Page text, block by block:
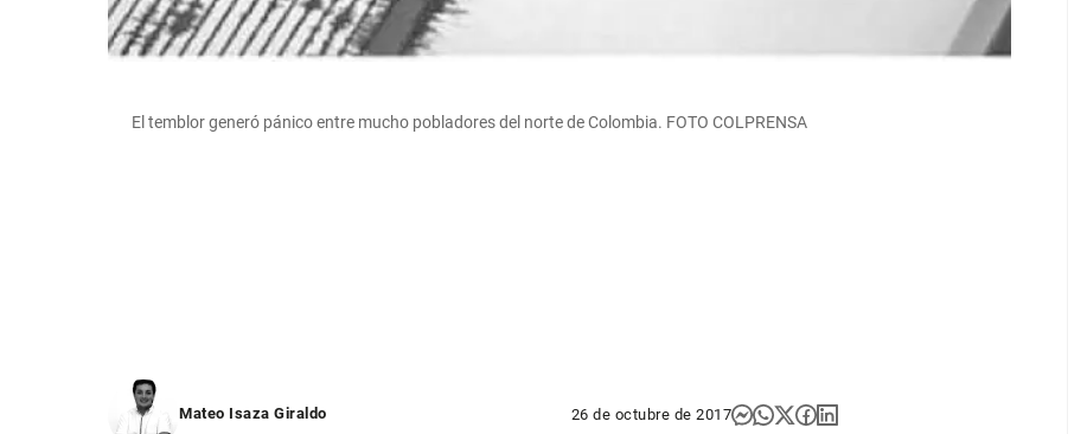
El temblor generó pánico entre mucho pobladores del norte de Colombia. FOTO COLPRENSA
Mateo Isaza Giraldo 26 de octubre de 2017